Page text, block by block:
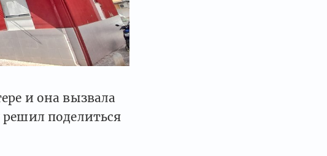
и она вызвалa
поделиться